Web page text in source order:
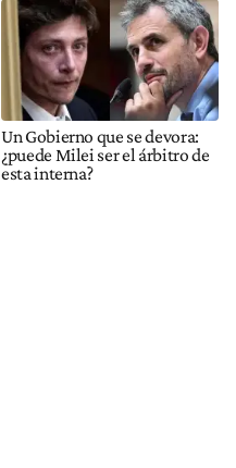
Un Gobierno que se devora:
¿puede Milei ser el árbitro de
esta interna?